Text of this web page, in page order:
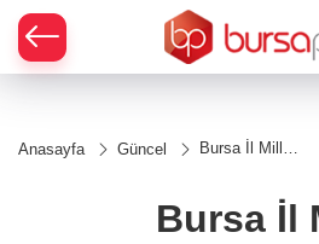
Anasayfa Güncel
Bursa İl Milli
Bursa İl